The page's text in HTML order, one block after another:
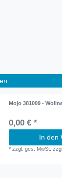
Mojo 381009 -
0,00 € *
In den
*zzgl. ges. MwSt.